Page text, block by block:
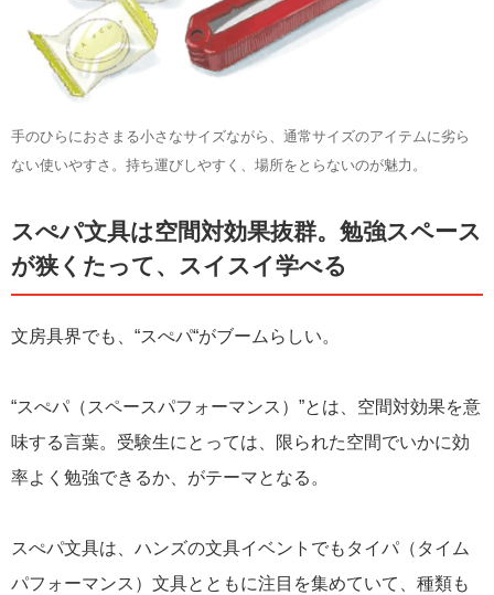
手のひらにおさまる小さなサイズながら、通常サイズのアイテムに劣ら
ない使いやすさ。持ち運びしやすく、場所をとらないのが魅力。
スぺパ文具は空間対効果抜群。勉強スペース
が狭くたって、スイスイ学べる
文房具界でも、“スぺパ“がブームらしい。
“スぺパ（スペースパフォーマンス）”とは、空間対効果を意
味する言葉。受験生にとっては、限られた空間でいかに効
率よく勉強できるか、がテーマとなる。
スぺパ文具は、ハンズの文具イベントでもタイパ（タイム
パフォーマンス）文具とともに注目を集めていて、種類も